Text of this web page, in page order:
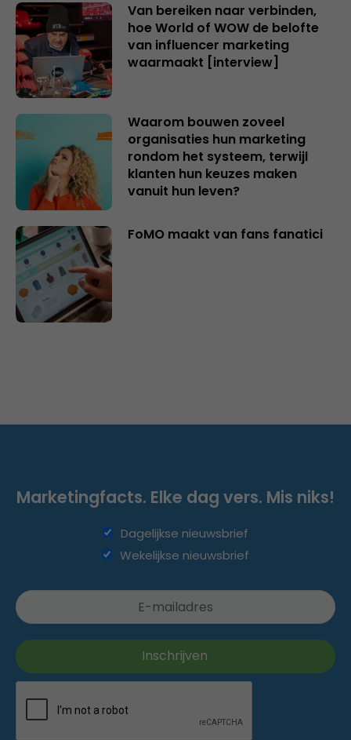
Van bereiken naar verbinden,
hoe World of WOW de belofte
van influencer marketing
waarmaakt [interview]
Waarom bouwen zoveel
organisaties hun marketing
rondom het systeem, terwijl
klanten hun keuzes maken
vanuit hun leven?
FoMO maakt van fans fanatici
Marketingfacts. Elke dag vers. Mis niks!
Dagelijkse nieuwsbrief
Wekelijkse nieuwsbrief